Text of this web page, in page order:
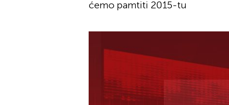
ćemo pamtiti 2015-tu